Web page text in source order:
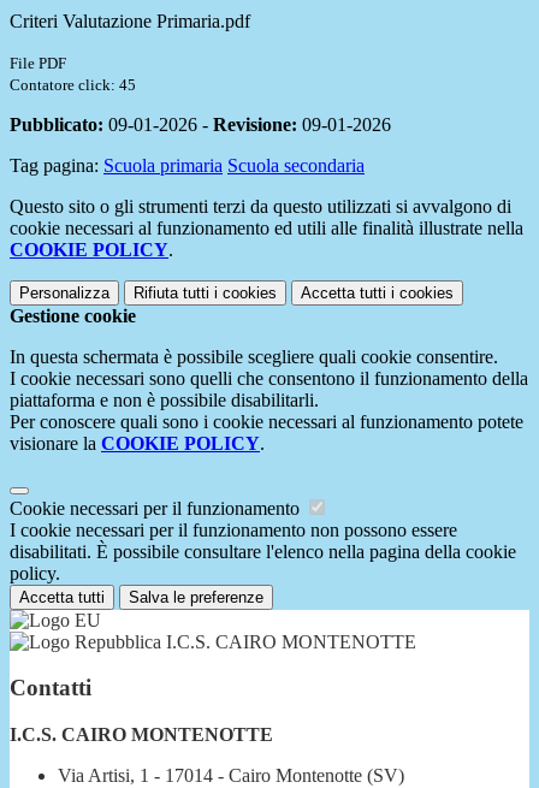
Criteri Valutazione Primaria.pdf
File PDF
Contatore click: 45
Pubblicato: 09-01-2026 - Revisione: 09-01-2026
Tag pagina: Scuola primaria Scuola secondaria
Questo sito o gli strumenti terzi da questo utilizzati si avvalgono di
cookie necessari al funzionamento ed utili alle finalità illustrate nella
COOKIE POLICY.
Personalizza Rifiuta tutti i cookies Accetta tutti i cookies
Gestione cookie
In questa schermata è possibile scegliere quali cookie consentire.
I cookie necessari sono quelli che consentono il funzionamento della
piattaforma e non è possibile disabilitarli.
Per conoscere quali sono i cookie necessari al funzionamento potete
visionare la COOKIE POLICY.
Cookie necessari per il funzionamento
I cookie necessari per il funzionamento non possono essere
disabilitati. È possibile consultare l'elenco nella pagina della cookie
policy.
Accetta tutti Salva le preferenze
I.C.S. CAIRO MONTENOTTE
Contatti
I.C.S. CAIRO MONTENOTTE
Via Artisi, 1 - 17014 - Cairo Montenotte (SV)